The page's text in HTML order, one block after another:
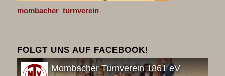
mombacher_turnverein
FOLGT UNS AUF FACEBOOK!
Mombacher Turnverein 1861 eV